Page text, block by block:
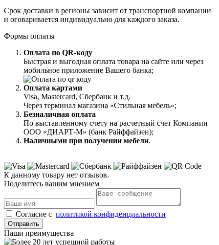
Срок доставки в регионы зависит от транспортной компании
и оговаривается индивидуально для каждого заказа.
Формы оплаты
Оплата по QR-коду
Быстрая и выгодная оплата товара на сайте или через
мобильное приложение Вашего банка;
Оплата картами
Visa, Mastercard, Сбербанк и т.д.
Через терминал магазина «Стильная мебель»;
Безналичная оплата
По выставленному счету на расчетный счет Компании
ООО «ДИАРТ-М» (банк Райффайзен);
Наличными при получении мебели.
К данному товару нет отзывов.
Поделитесь вашим мнением
Cогласие с политикой конфиденциальности
Отправить
Наши преимущества